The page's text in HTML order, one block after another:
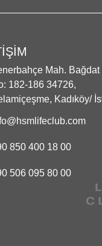
Mah. Bağdat
182-186 34726,
Kadıköy/
850 400 18 00
506 095 80 00